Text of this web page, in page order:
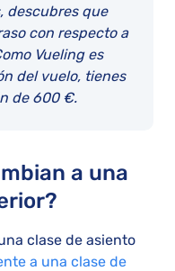
descubres que
con respecto a
Vueling es
del vuelo, tienes
de 600 €.
a una
clase de asiento
a una clase de